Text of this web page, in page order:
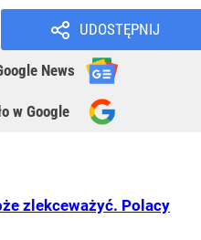
UDOSTĘPNIJ
News
w Google
zlekceważyć. Polacy